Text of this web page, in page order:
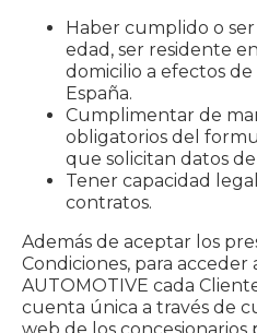
Haber cumplido o
edad, ser residente
domicilio a efectos
España.
Cumplimentar de
obligatorios del
que solicitan datos
Tener capacidad
contratos.
Además de aceptar los
Condiciones, para acceder
AUTOMOTIVE cada
cuenta única a través de